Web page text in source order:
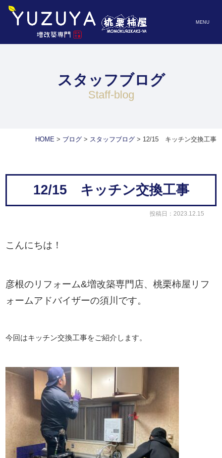
MENU
スタッフブログ
staff-blog
HOME> ブログ> スタッフブログ> 12/15 キッチン交換工事
12/15 キッチン交換工事
投稿日：2023.12.15
こんにちは！
彦根のリフォーム&増改築専門店、桃栗柿屋リフ
ォームアドバイザーの須川です。
今回はキッチン交換工事をご紹介します。